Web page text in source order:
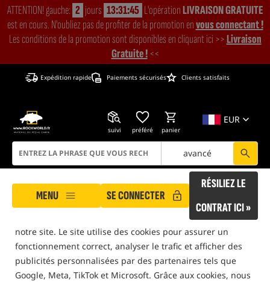
ROCKWORLD prend soin de votre vie privée !
Notre site utilise des cookies qui vous aident à garantir
des conditions sûres et confortables lors de vos visites sur
notre site. Le site utilise des cookies pour assurer un
fonctionnement correct, analyser le trafic et afficher des
publicités personnalisées par des partenaires tels que
Google, Meta, TikTok et Microsoft. Grâce aux cookies, nous
ATTENTION! gauche: 2 jours 13:31:45 L'opérationLIVRAISON GRATUITE
est en cours. N'oubliez pas de profiter de la promotion envous connectant !
Les conditions de la promotion sont disponibles en cliquant ici >>Livraison
Gratuite !<<
Expédition rapide Paiements sécurisés Clients satisfaits
EUR
suivi préféré panier
avancé
MENU SE CONNECTER
RÉSILIEZ LE
CONTRAT ICI »
ROCKWORLD Produits du fabricant Gamakatsu
uniquement des produits dans notre entrepôt